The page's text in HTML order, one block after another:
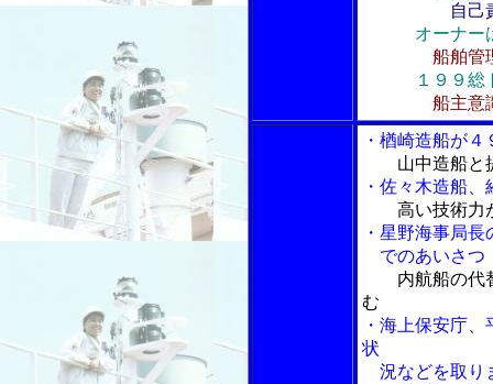
自己
オーナー
船舶管
１９９総
船主意
・楢崎造船が
山中造船と
・佐々木造船
高い技術力
・星野海事局
でのあいさつ
内航船の代
む
・海上保安庁
状
況などを取り